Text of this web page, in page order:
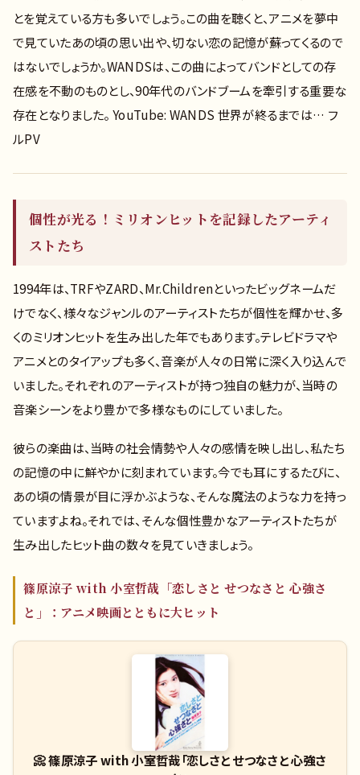
とを覚えている方も多いでしょう。この曲を聴くと、アニメを夢中
で見ていたあの頃の思い出や、切ない恋の記憶が蘇ってくるので
はないでしょうか。WANDSは、この曲によってバンドとしての存
在感を不動のものとし、90年代のバンドブームを牽引する重要な
存在となりました。 YouTube: WANDS 世界が終るまでは… フ
ルPV
個性が光る！ミリオンヒットを記録したアーティ
ストたち
1994年は、TRFやZARD、Mr.Childrenといったビッグネームだ
けでなく、様々なジャンルのアーティストたちが個性を輝かせ、多
くのミリオンヒットを生み出した年でもあります。テレビドラマや
アニメとのタイアップも多く、音楽が人々の日常に深く入り込んで
いました。それぞれのアーティストが持つ独自の魅力が、当時の
音楽シーンをより豊かで多様なものにしていました。
彼らの楽曲は、当時の社会情勢や人々の感情を映し出し、私たち
の記憶の中に鮮やかに刻まれています。今でも耳にするたびに、
あの頃の情景が目に浮かぶような、そんな魔法のような力を持っ
ていますよね。それでは、そんな個性豊かなアーティストたちが
生み出したヒット曲の数々を見ていきましょう。
篠原涼子 with 小室哲哉「恋しさと せつなさと 心強さ
と」：アニメ映画とともに大ヒット
📀篠原涼子 with 小室哲哉「恋しさと せつなさと 心強さ